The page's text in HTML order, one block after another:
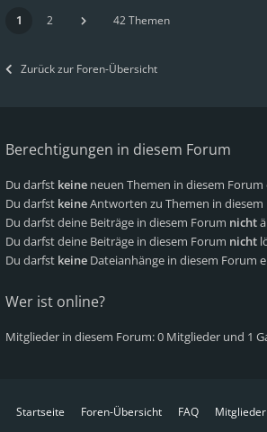
1 2 42 Themen
Zurück zur Foren-Übersicht
Berechtigungen in diesem Forum
Du darfst keine neuen Themen in diesem Forum
Du darfst keineAntworten zu Themen in
Du darfst deine Beiträge in diesem Forum nicht
Du darfst deine Beiträge in diesem Forum nicht
Du darfst keine Dateianhänge in diesem Forum
Wer ist online?
Mitglieder in diesem Forum: 0 Mitglieder und 1
Startseite Foren-Übersicht FAQ Mitglieder